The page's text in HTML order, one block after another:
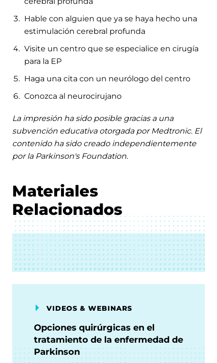
Hable con alguien que ya se haya hecho una
estimulación cerebral profunda
Visite un centro que se especialice en cirugía
para la EP
Haga una cita con un neurólogo del centro
Conozca al neurocirujano
La impresión ha sido posible gracias a una
subvención educativa otorgada por Medtronic. El
contenido ha sido creado independientemente
por la Parkinson's Foundation.
Materiales
Relacionados
VIDEOS & WEBINARS
Opciones quirúrgicas en el
tratamiento de la enfermedad de
Parkinson